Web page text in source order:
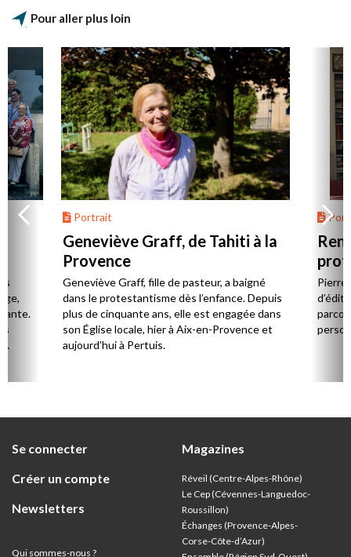
Pour aller plus loin
Portrait
Geneviève Graff, de Tahiti à la
Provence
Geneviève Graff, fille de pasteur, a baigné
dans le protestantisme dès l’enfance. Depuis
plus de cinquante ans, elle est engagée dans
son Église locale, hier à Aix-en-Provence et
aujourd’hui à Pertuis.
Se connecter
Créer un compte
Newsletters
Qui sommes-nous ?
Magazines
Réveil (Centre-Alpes-Rhône)
Le Cep (Cévennes-Languedoc-
Roussillon)
Échanges (Provence-Alpes-
Corse-Côte-d’Azur)